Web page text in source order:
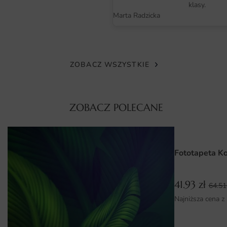
, gdzie znajdziesz więcej pomysłów na dekoracje.
widoczny, co sprawia, że fototapeta jest nie tylko ozdobą,
Nasza fototapeta Różowy Deszcz dostępna jest w różnych
wymiarach, co pozwala na idealne dopasowanie do Twojej
przestrzeni. Możesz zamówić ją w rozmiarze, który
klasy.
Marta Radzicka
ZOBACZ WSZYSTKIE
ZOBACZ POLECANE
Fototapeta
41.93 zł
Najniższa cena